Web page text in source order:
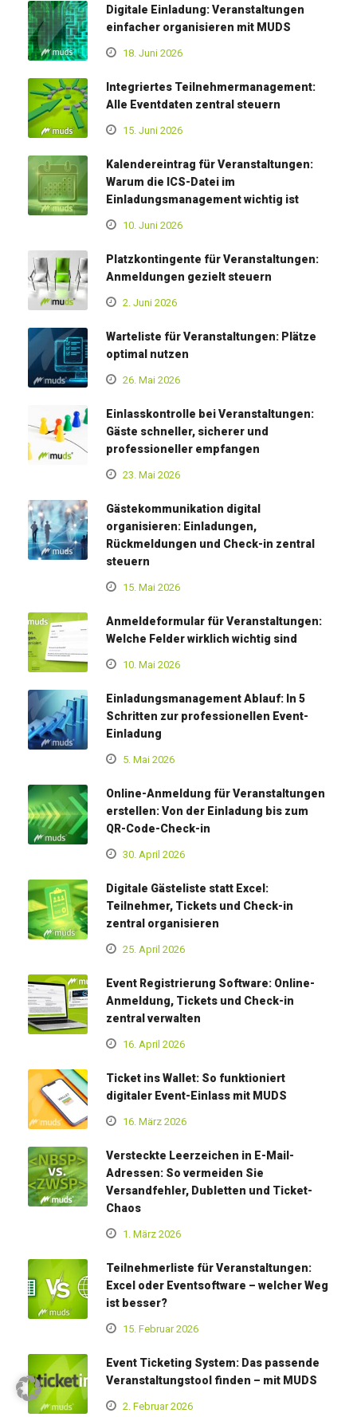
Digitale Einladung: Veranstaltungen
einfacher organisieren mit MUDS
18. Juni 2026
Integriertes Teilnehmermanagement:
Alle Eventdaten zentral steuern
15. Juni 2026
Kalendereintrag für Veranstaltungen:
Warum die ICS-Datei im
Einladungsmanagement wichtig ist
10. Juni 2026
Platzkontingente für Veranstaltungen:
Anmeldungen gezielt steuern
2. Juni 2026
Warteliste für Veranstaltungen: Plätze
optimal nutzen
26. Mai 2026
Einlasskontrolle bei Veranstaltungen:
Gäste schneller, sicherer und
professioneller empfangen
23. Mai 2026
Gästekommunikation digital
organisieren: Einladungen,
Rückmeldungen und Check-in zentral
steuern
15. Mai 2026
Anmeldeformular für Veranstaltungen:
Welche Felder wirklich wichtig sind
10. Mai 2026
Einladungsmanagement Ablauf: In 5
Schritten zur professionellen Event-
Einladung
5. Mai 2026
Online-Anmeldung für Veranstaltungen
erstellen: Von der Einladung bis zum
QR-Code-Check-in
30. April 2026
Digitale Gästeliste statt Excel:
Teilnehmer, Tickets und Check-in
zentral organisieren
25. April 2026
Event Registrierung Software: Online-
Anmeldung, Tickets und Check-in
zentral verwalten
16. April 2026
Ticket ins Wallet: So funktioniert
digitaler Event-Einlass mit MUDS
16. März 2026
Versteckte Leerzeichen in E-Mail-
Adressen: So vermeiden Sie
Versandfehler, Dubletten und Ticket-
Chaos
1. März 2026
Teilnehmerliste für Veranstaltungen:
Excel oder Eventsoftware – welcher Weg
ist besser?
15. Februar 2026
Event Ticketing System: Das passende
Veranstaltungstool finden – mit MUDS
2. Februar 2026